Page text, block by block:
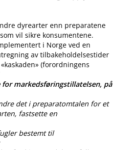
dyrearter enn preparatene
vil sikre konsumentene.
i Norge ved en
av tilbakeholdelsestider
(forordningens
markedsføringstillatelsen, på
det i preparatomtalen for et
fastsette en
bestemt til